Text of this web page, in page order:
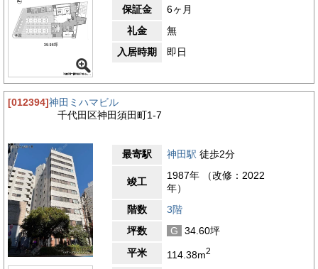
保証金
6ヶ月
礼金
無
入居時期
即日
[012394]神田ミハマビル
千代田区神田須田町1-7
最寄駅 神田駅 徒歩2分
竣工
1987年 （改修：2022
年）
階数
3階
坪数
G
34.60坪
平米
114.38m2